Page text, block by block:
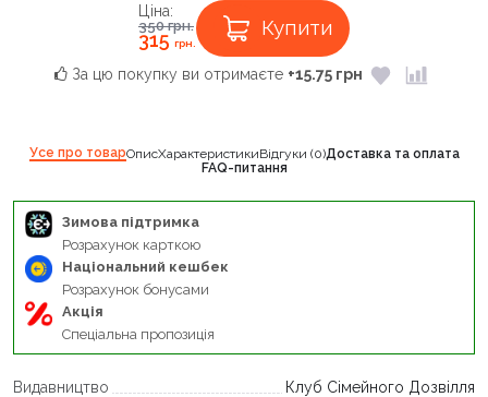
Ціна:
350грн.
315грн.
Купити
За цю покупку ви отримаєте +15.75 грн
Усе про товарОписХарактеристикиВідгуки (0)Доставка та оплата
FAQ-питання
Зимова підтримка
Розрахунок карткою
Національний кешбек
Розрахунок бонусами
Акція
Спеціальна пропозиція
Видавництво
Клуб Сімейного Дозвілля